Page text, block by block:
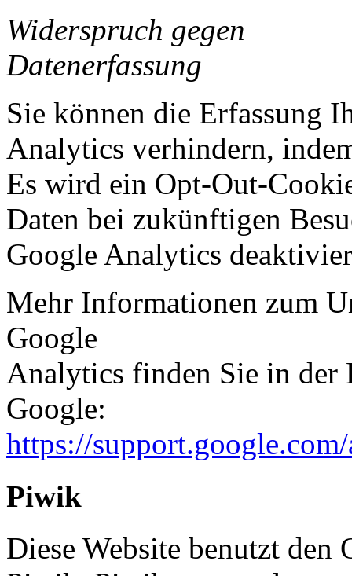
Widerspruch gegen
Datenerfassung
Sie können die Erfassung
Analytics verhindern,
Es wird ein Opt-Out-
Daten bei zukünftigen
Google Analytics
Mehr Informationen zum
Google
Analytics finden Sie in der
Google:
https://
Piwik
Diese Website benutzt den